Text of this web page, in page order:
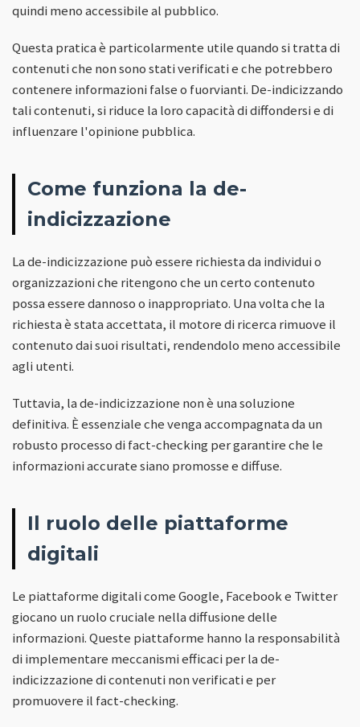
quindi meno accessibile al pubblico.
Questa pratica è particolarmente utile quando si tratta di
contenuti che non sono stati verificati e che potrebbero
contenere informazioni false o fuorvianti. De-indicizzando
tali contenuti, si riduce la loro capacità di diffondersi e di
influenzare l'opinione pubblica.
Come funziona la de-
indicizzazione
La de-indicizzazione può essere richiesta da individui o
organizzazioni che ritengono che un certo contenuto
possa essere dannoso o inappropriato. Una volta che la
richiesta è stata accettata, il motore di ricerca rimuove il
contenuto dai suoi risultati, rendendolo meno accessibile
agli utenti.
Tuttavia, la de-indicizzazione non è una soluzione
definitiva. È essenziale che venga accompagnata da un
robusto processo di fact-checking per garantire che le
informazioni accurate siano promosse e diffuse.
Il ruolo delle piattaforme
digitali
Le piattaforme digitali come Google, Facebook e Twitter
giocano un ruolo cruciale nella diffusione delle
informazioni. Queste piattaforme hanno la responsabilità
di implementare meccanismi efficaci per la de-
indicizzazione di contenuti non verificati e per
promuovere il fact-checking.